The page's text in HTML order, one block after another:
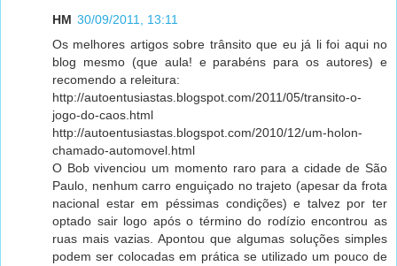
HM 30/09/2011, 13:11
Os melhores artigos sobre trânsito que eu já li foi aqui no
blog mesmo (que aula! e parabéns para os autores) e
recomendo a releitura:
http://autoentusiastas.blogspot.com/2011/05/transito-o-
jogo-do-caos.html
http://autoentusiastas.blogspot.com/2010/12/um-holon-
chamado-automovel.html
O Bob vivenciou um momento raro para a cidade de São
Paulo, nenhum carro enguiçado no trajeto (apesar da frota
nacional estar em péssimas condições) e talvez por ter
optado sair logo após o término do rodízio encontrou as
ruas mais vazias. Apontou que algumas soluções simples
podem ser colocadas em prática se utilizado um pouco de